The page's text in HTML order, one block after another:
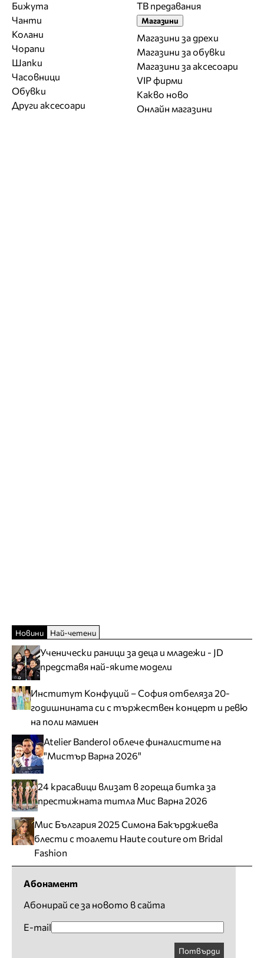
Бижута
Чанти
Колани
Чорапи
Шапки
Часовници
Обувки
Други аксесоари
ТВ предавания
Магазини
Магазини за дрехи
Магазини за обувки
Магазини за aксесоари
VIP фирми
Какво ново
Онлайн магазини
Новини Най-четени
Ученически раници за деца и младежи - JD
представя най-яките модели
Институт Конфуций – София отбеляза 20-
годишнината си с тържествен концерт и ревю
на поли мамиен
Atelier Banderol облече финалистите на
"Мистър Варна 2026"
24 красавици влизат в гореща битка за
престижната титла Мис Варна 2026
Мис България 2025 Симона Бакърджиева
блести с тоалети Haute couture от Bridal
Fashion
Абонамент
Абонирай се за новото в сайта
E-mail
Потвърди